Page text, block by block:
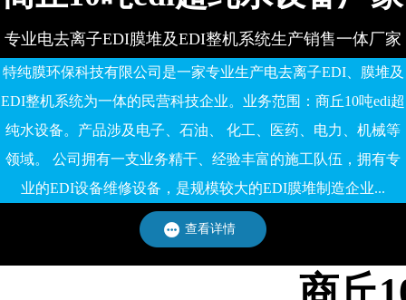
专业电去离子EDI膜堆及EDI整机系统生产销售一体厂家
特纯膜环保科技有限公司是一家专业生产电去离子EDI、膜堆及
EDI整机系统为一体的民营科技企业。业务范围：商丘10吨edi超
纯水设备。产品涉及电子、石油、 化工、医药、电力、机械等
领域。 公司拥有一支业务精干、经验丰富的施工队伍，拥有专
业的EDI设备维修设备，是规模较大的EDI膜堆制造企业...
查看详情